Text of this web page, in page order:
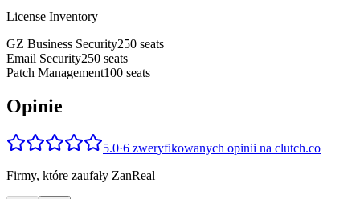
License Inventory
GZ Business Security250 seats
Email Security250 seats
Patch Management100 seats
Opinie
5.0·6 zweryfikowanych opinii na clutch.co
Firmy, które zaufały ZanReal